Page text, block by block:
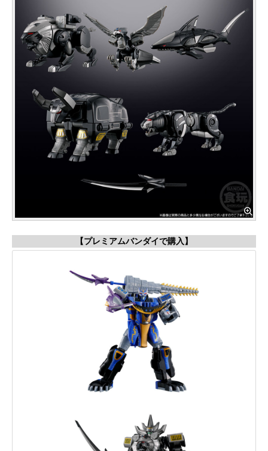
【プレミアムバンダイで購入】